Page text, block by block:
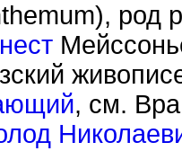
род
, см.